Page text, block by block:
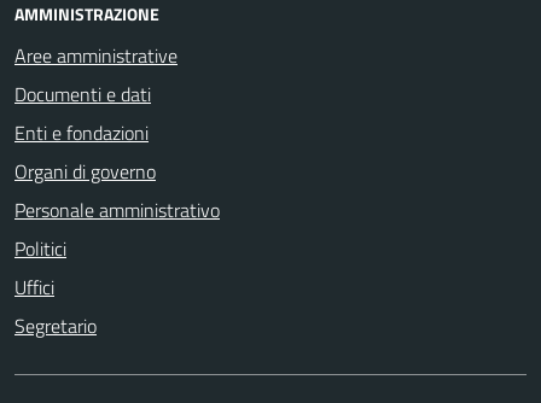
AMMINISTRAZIONE
Aree amministrative
Documenti e dati
Enti e fondazioni
Organi di governo
Personale amministrativo
Politici
Uffici
Segretario